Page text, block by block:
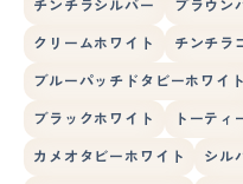
チンチラシルバー ブラウン
クリームホワイト チンチラ
ブルーパッチドタビーホワイト
ブラックホワイト トーティ
カメオタビーホワイト シル